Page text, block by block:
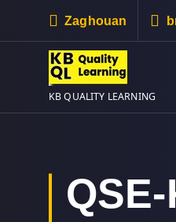
Zaghouan
KB QUALITY LEARNING